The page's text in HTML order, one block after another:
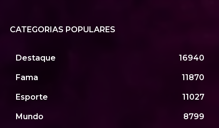
CATEGORIAS POPULARES
Destaque 16940
Fama 11870
Esporte 11027
Mundo 8799